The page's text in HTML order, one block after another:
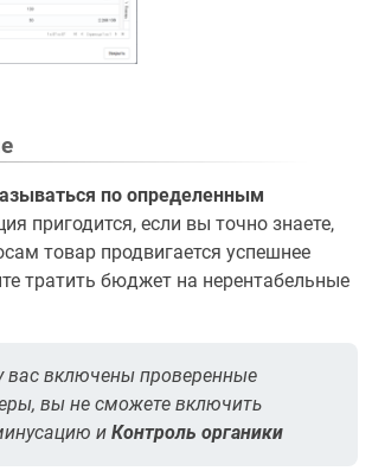
по определенным
пригодится, если вы точно знаете,
товар продвигается успешнее
тратить бюджет на нерентабельные
вас включены проверенные
вы не сможете включить
и Контроль органики